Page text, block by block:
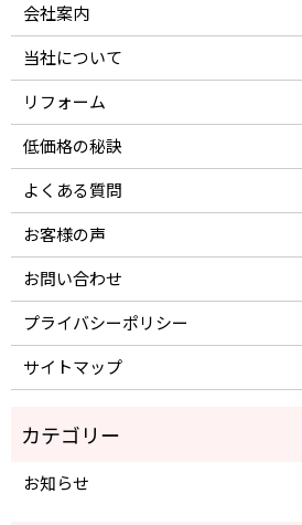
会社案内
当社について
リフォーム
低価格の秘訣
よくある質問
お客様の声
お問い合わせ
プライバシーポリシー
サイトマップ
お知らせ